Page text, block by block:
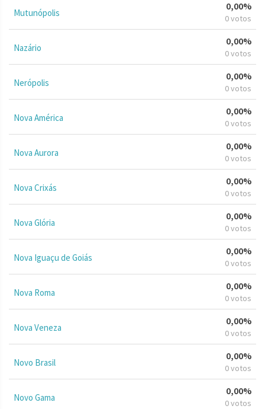
Mutunópolis
0,00%
0 votos
Nazário
0,00%
0 votos
Nerópolis
0,00%
0 votos
Nova América
0,00%
0 votos
Nova Aurora
0,00%
0 votos
Nova Crixás
0,00%
0 votos
Nova Glória
0,00%
0 votos
Nova Iguaçu de Goiás
0,00%
0 votos
Nova Roma
0,00%
0 votos
Nova Veneza
0,00%
0 votos
Novo Brasil
0,00%
0 votos
Novo Gama
0,00%
0 votos